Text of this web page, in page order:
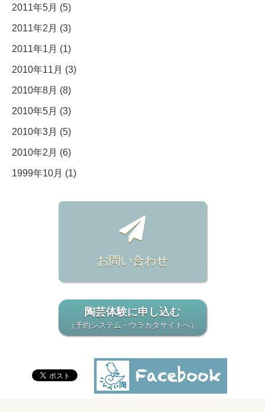
2011年5月 (5)
2011年2月 (3)
2011年1月 (1)
2010年11月 (3)
2010年8月 (8)
2010年5月 (3)
2010年3月 (5)
2010年2月 (6)
1999年10月 (1)
お問い合わせ
陶芸体験に申し込む
（予約システム・ウラカタサイトへ）